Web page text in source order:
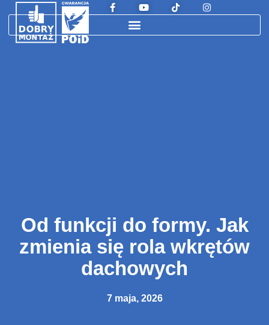
Od funkcji do formy. Jak
zmienia się rola wkrętów
dachowych
7 maja, 2026